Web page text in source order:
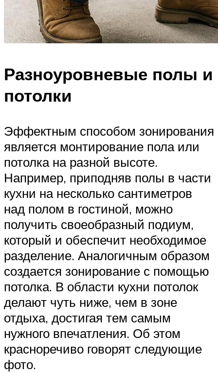
Разноуровневые полы и
потолки
Эффектным способом зонирования
является монтирование пола или
потолка на разной высоте.
Например, приподняв полы в части
кухни на несколько сантиметров
над полом в гостиной, можно
получить своеобразный подиум,
который и обеспечит необходимое
разделение. Аналогичным образом
создается зонирование с помощью
потолка. В области кухни потолок
делают чуть ниже, чем в зоне
отдыха, достигая тем самым
нужного впечатления. Об этом
красноречиво говорят следующие
фото.